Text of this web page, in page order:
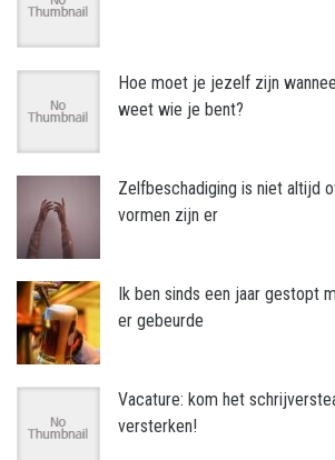
Hoe moet je jezelf zijn
weet wie je bent?
Zelfbeschadiging is niet altijd
vormen zijn er
Ik ben sinds een jaar gestopt
er gebeurde
Vacature: kom het
versterken!